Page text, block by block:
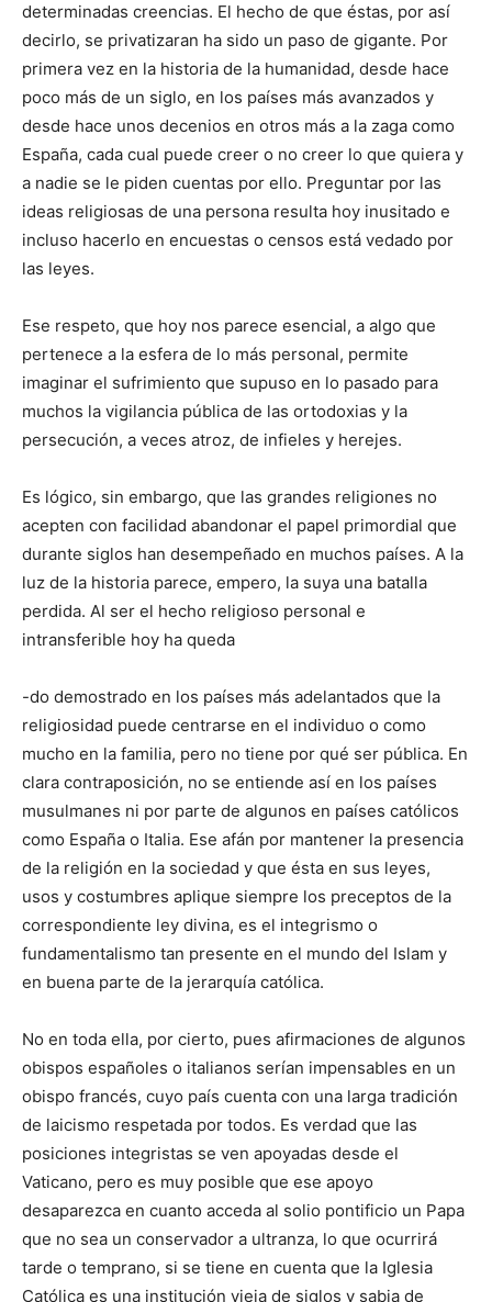
determinadas creencias. El hecho de que éstas, por así
decirlo, se privatizaran ha sido un paso de gigante. Por
primera vez en la historia de la humanidad, desde hace
poco más de un siglo, en los países más avanzados y
desde hace unos decenios en otros más a la zaga como
España, cada cual puede creer o no creer lo que quiera y
a nadie se le piden cuentas por ello. Preguntar por las
ideas religiosas de una persona resulta hoy inusitado e
incluso hacerlo en encuestas o censos está vedado por
las leyes.
Ese respeto, que hoy nos parece esencial, a algo que
pertenece a la esfera de lo más personal, permite
imaginar el sufrimiento que supuso en lo pasado para
muchos la vigilancia pública de las ortodoxias y la
persecución, a veces atroz, de infieles y herejes.
Es lógico, sin embargo, que las grandes religiones no
acepten con facilidad abandonar el papel primordial que
durante siglos han desempeñado en muchos países. A la
luz de la historia parece, empero, la suya una batalla
perdida. Al ser el hecho religioso personal e
intransferible hoy ha queda
-do demostrado en los países más adelantados que la
religiosidad puede centrarse en el individuo o como
mucho en la familia, pero no tiene por qué ser pública. En
clara contraposición, no se entiende así en los países
musulmanes ni por parte de algunos en países católicos
como España o Italia. Ese afán por mantener la presencia
de la religión en la sociedad y que ésta en sus leyes,
usos y costumbres aplique siempre los preceptos de la
correspondiente ley divina, es el integrismo o
fundamentalismo tan presente en el mundo del Islam y
en buena parte de la jerarquía católica.
No en toda ella, por cierto, pues afirmaciones de algunos
obispos españoles o italianos serían impensables en un
obispo francés, cuyo país cuenta con una larga tradición
de laicismo respetada por todos. Es verdad que las
posiciones integristas se ven apoyadas desde el
Vaticano, pero es muy posible que ese apoyo
desaparezca en cuanto acceda al solio pontificio un Papa
que no sea un conservador a ultranza, lo que ocurrirá
tarde o temprano, si se tiene en cuenta que la Iglesia
Católica es una institución vieja de siglos y sabia de